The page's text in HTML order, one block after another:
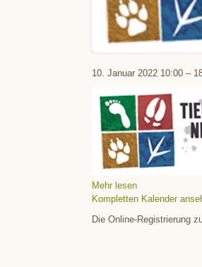
Tierpark
10. Januar 2022 10:00 –
Mehr lesen
Kompletten Kalender
Die Online-Registrierung